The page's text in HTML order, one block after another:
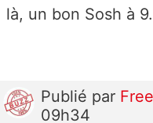
là, un bon Sosh à
Publié par
09h34